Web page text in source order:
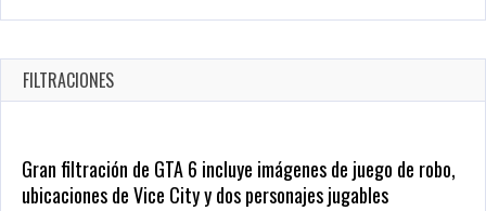
Revive el terror: El conjuro 4: Últimos ritos ya está disponible
Oct 20, 2025
1381 Views
FILTRACIONES
Gran filtración de GTA 6 incluye imágenes de juego de robo,
ubicaciones de Vice City y dos personajes jugables